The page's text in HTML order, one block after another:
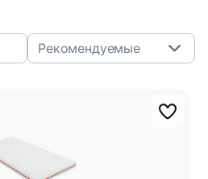
Рекомендуемые